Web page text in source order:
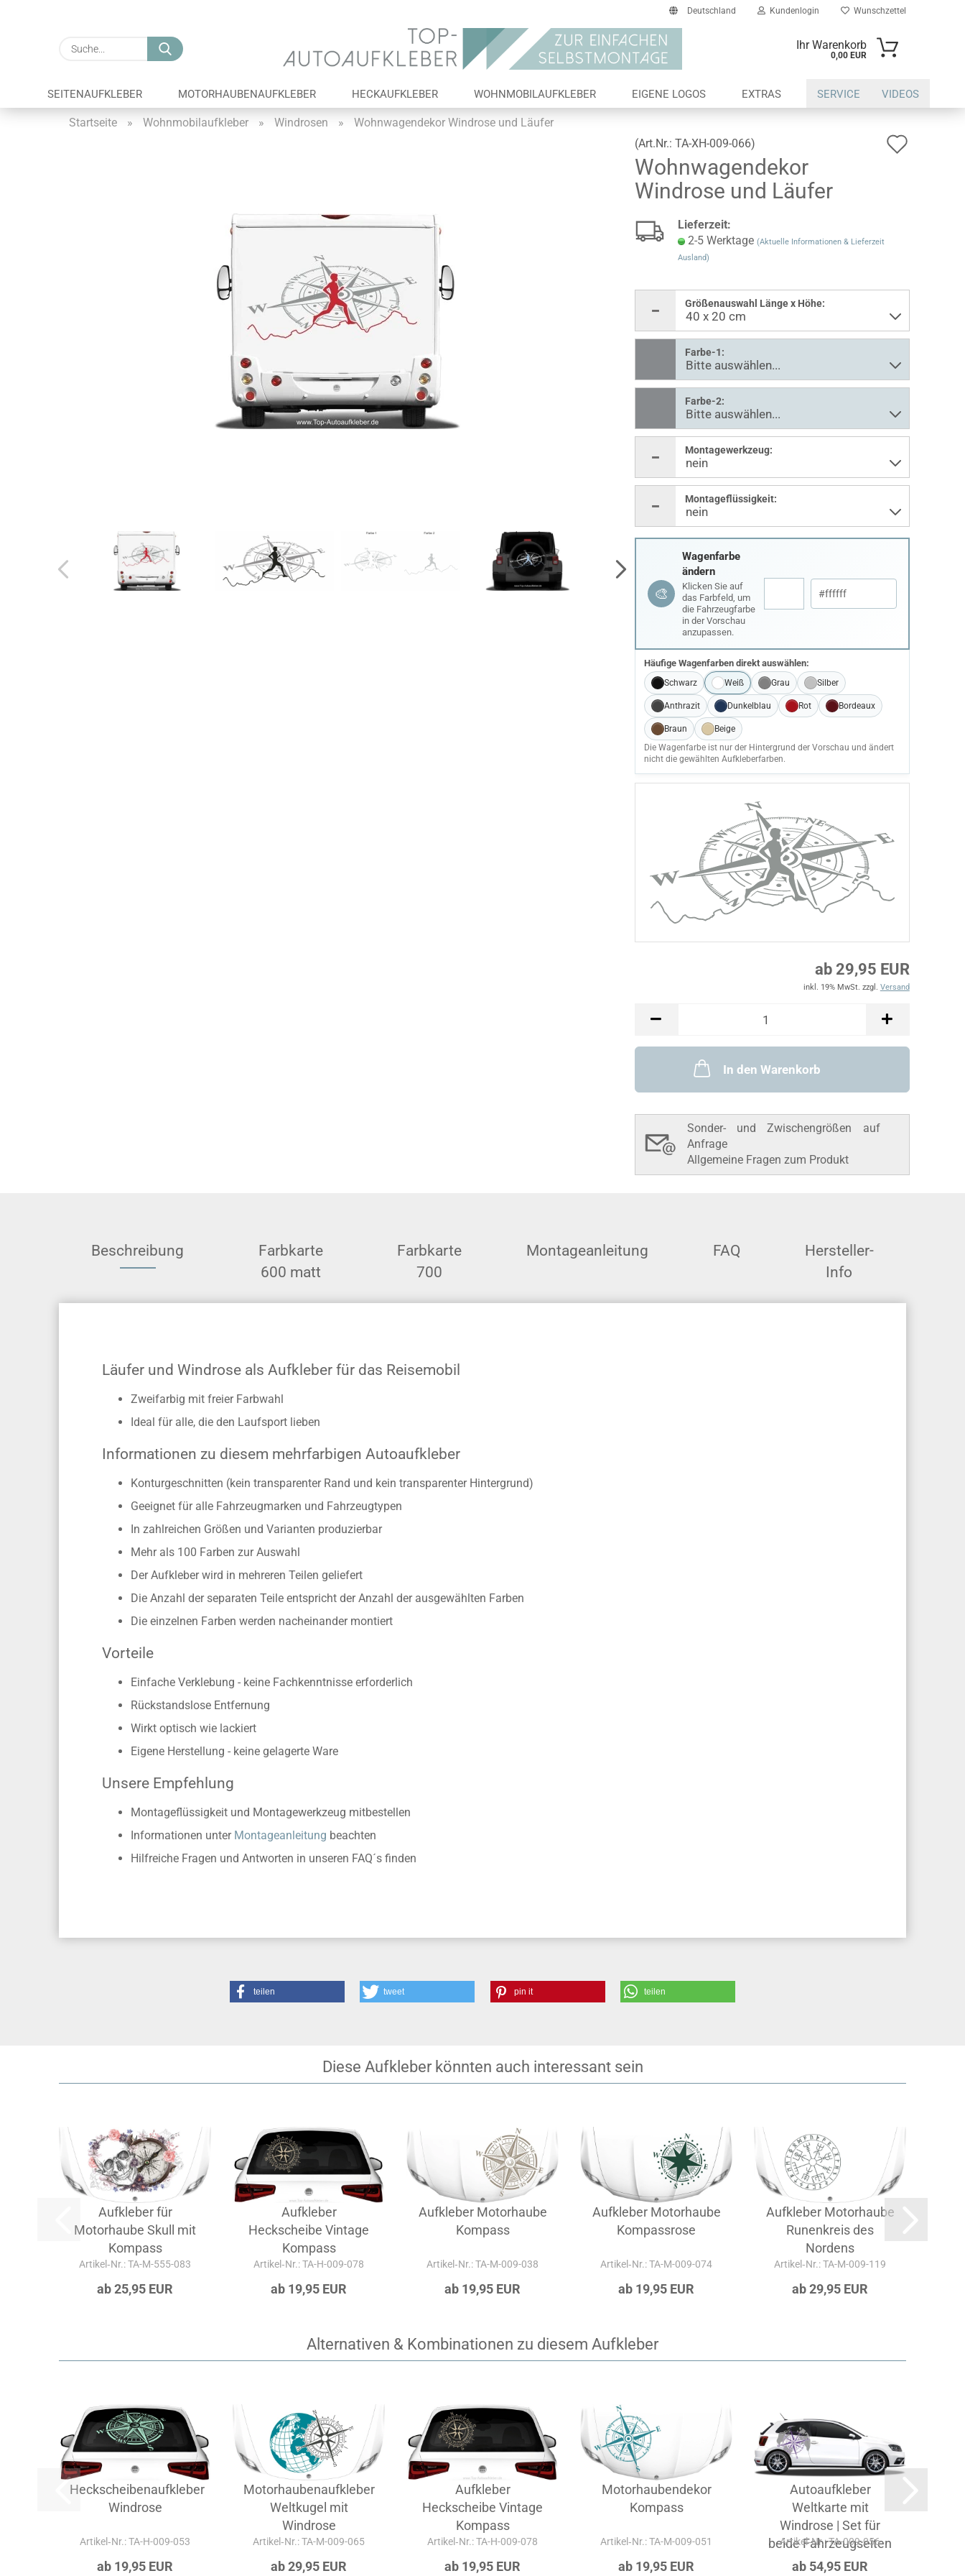
Deutschland
Lieferland
Kundenlogin
Konto erstellen
Passwort vergessen?
Wunschzettel
Suche... Ihr Warenkorb
0,00 EUR
SEITENAUFKLEBER MOTORHAUBENAUFKLEBER HECKAUFKLEBER WOHNMOBILAUFKLEBER EIGENE LOGOS EXTRAS SERVICE VIDEOS
Startseite » Wohnmobilaufkleber » Windrosen »
Wohnwagendekor Windrose und Läufer
(Art.Nr.: TA-XH-009-066)
Wohnwagendekor
Windrose und Läufer
Lieferzeit:
2-5 Werktage (Aktuelle Informationen & Lieferzeit
Ausland)
Größenauswahl Länge x Höhe:
Farbe-1:
Farbe-2:
Montagewerkzeug:
Montageflüssigkeit:
🎨
Wagenfarbe
ändern
Klicken Sie auf
das Farbfeld, um
die Fahrzeugfarbe
in der Vorschau
anzupassen.
Häufige Wagenfarben direkt auswählen:
Schwarz Weiß Grau Silber
Anthrazit Dunkelblau Rot Bordeaux
Braun
Beige
Die Wagenfarbe ist nur der Hintergrund der Vorschau und ändert
nicht die gewählten Aufkleberfarben.
ab 29,95 EUR
inkl. 19% MwSt. zzgl. Versand
In den Warenkorb
Sonder- und Zwischengrößen auf
Anfrage
Allgemeine Fragen zum Produkt
Beschreibung
Farbkarte
600 matt
Farbkarte
700
Montageanleitung FAQ
Hersteller-
Info
Läufer und Windrose als Aufkleber für das Reisemobil
Zweifarbig mit freier Farbwahl
Ideal für alle, die den Laufsport lieben
Informationen zu diesem mehrfarbigen Autoaufkleber
Konturgeschnitten (kein transparenter Rand und kein transparenter Hintergrund)
Geeignet für alle Fahrzeugmarken und Fahrzeugtypen
In zahlreichen Größen und Varianten produzierbar
Mehr als 100 Farben zur Auswahl
Der Aufkleber wird in mehreren Teilen geliefert
Die Anzahl der separaten Teile entspricht der Anzahl der ausgewählten Farben
Die einzelnen Farben werden nacheinander montiert
Vorteile
Einfache Verklebung - keine Fachkenntnisse erforderlich
Rückstandslose Entfernung
Wirkt optisch wie lackiert
Eigene Herstellung - keine gelagerte Ware
Unsere Empfehlung
Montageflüssigkeit und Montagewerkzeug mitbestellen
Informationen unter Montageanleitung beachten
Hilfreiche Fragen und Antworten in unseren FAQ´s finden
teilen tweet pin it teilen
Diese Aufkleber könnten auch interessant sein
Aufkleber für
Motorhaube Skull mit
Kompass
Artikel‑Nr.: TA-M-555-083
ab 25,95 EUR
Aufkleber
Heckscheibe Vintage
Kompass
Artikel‑Nr.: TA-H-009-078
ab 19,95 EUR
Aufkleber Motorhaube
Kompass
Artikel‑Nr.: TA-M-009-038
ab 19,95 EUR
Aufkleber Motorhaube
Kompassrose
Artikel‑Nr.: TA-M-009-074
ab 19,95 EUR
Aufkleber Motorhaube
Runenkreis des
Nordens
Artikel‑Nr.: TA-M-009-119
ab 29,95 EUR
Alternativen & Kombinationen zu diesem Aufkleber
Heckscheibenaufkleber
Windrose
Artikel‑Nr.: TA-H-009-053
ab 19,95 EUR
Motorhaubenaufkleber
Weltkugel mit
Windrose
Artikel‑Nr.: TA-M-009-065
ab 29,95 EUR
Aufkleber
Heckscheibe Vintage
Kompass
Artikel‑Nr.: TA-H-009-078
ab 19,95 EUR
Motorhaubendekor
Kompass
Artikel‑Nr.: TA-M-009-051
ab 19,95 EUR
Autoaufkleber
Weltkarte mit
Windrose | Set für
beide Fahrzeugseiten
Artikel‑Nr.: TA-009-056
ab 54,95 EUR